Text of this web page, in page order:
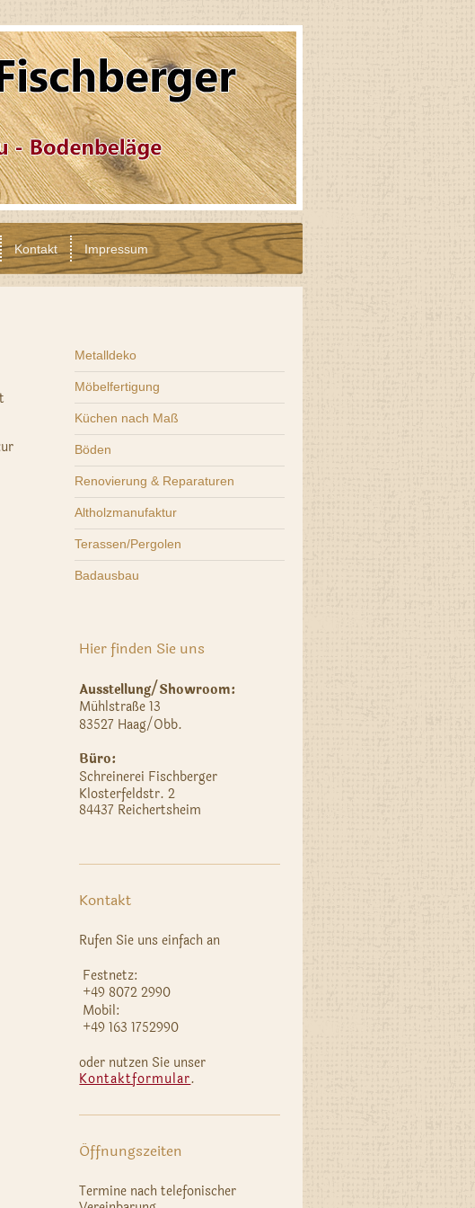
Kontakt Impressum
Metalldeko
Möbelfertigung
Küchen nach Maß
Böden
Renovierung & Reparaturen
Altholzmanufaktur
Terassen/Pergolen
Badausbau
Hier finden Sie uns
Ausstellung/Showroom:
Mühlstraße 13
83527 Haag/Obb.
Büro:
Schreinerei Fischberger
Klosterfeldstr. 2
84437 Reichertsheim
Kontakt
Rufen Sie uns einfach an
Festnetz:
+49 8072 2990
Mobil:
+49 163 1752990
oder nutzen Sie unser
Kontaktformular.
Öffnungszeiten
Termine nach telefonischer